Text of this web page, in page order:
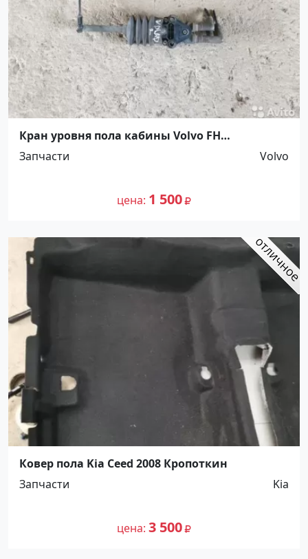
Кран уровня пола кабины Volvo FH
Ст.Холмская
Запчасти Volvo
цена 1 500
Ковер пола Kia Ceed 2008 Кропоткин
Запчасти
Kia
цена 3 500